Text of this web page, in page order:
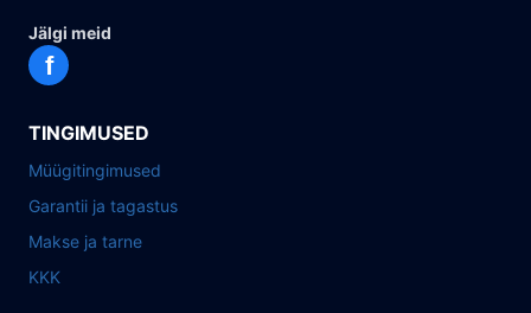
Jälgi meid
f
TINGIMUSED
Müügitingimused
Garantii ja tagastus
Makse ja tarne
KKK